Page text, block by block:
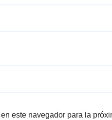
este navegador para la